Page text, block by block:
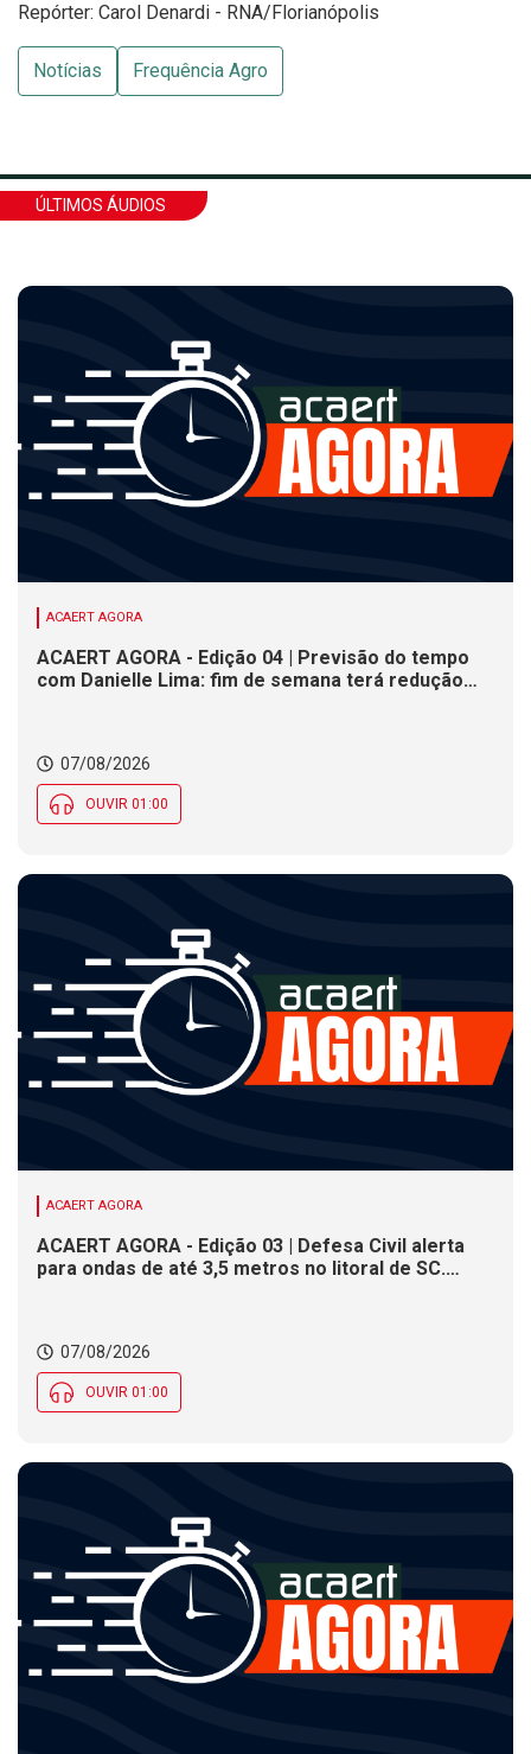
Repórter: Carol Denardi - RNA/Florianópolis
Notícias Frequência Agro
ÚLTIMOS ÁUDIOS
ACAERT AGORA
ACAERT AGORA - Edição 04 | Previsão do tempo
com Danielle Lima: fim de semana terá redução
07/08/2026
OUVIR 01:00
ACAERT AGORA
ACAERT AGORA - Edição 03 | Defesa Civil alerta
para ondas de até 3,5 metros no litoral de SC.
07/08/2026
OUVIR 01:00